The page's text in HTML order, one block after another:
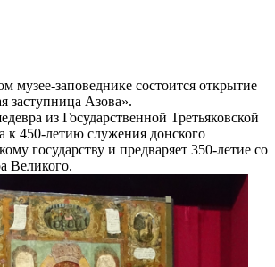
музее-заповеднике состоится открытие
заступница Азова».
из Государственной Третьяковской
к 450-летию служения донского
государству и предваряет 350-летие со
Великого.